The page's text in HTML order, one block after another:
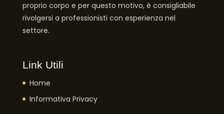
proprio corpo e per questo motivo, è consigliabile
rivolgersi a professionisti con esperienza nel
settore.
Link Utili
Home
Informativa Privacy